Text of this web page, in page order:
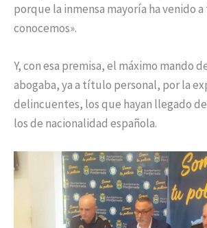
porque la inmensa mayoría ha venido a
conocemos».
Y, con esa premisa, el máximo mando
abogaba, ya a título personal, por la
delincuentes, los que hayan llegado
los de nacionalidad española.